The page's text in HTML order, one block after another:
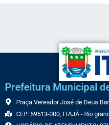
Prefeitura Municipal
Praça Vereador José de Deus
CEP: 59513-000, ITAJÁ - Rio